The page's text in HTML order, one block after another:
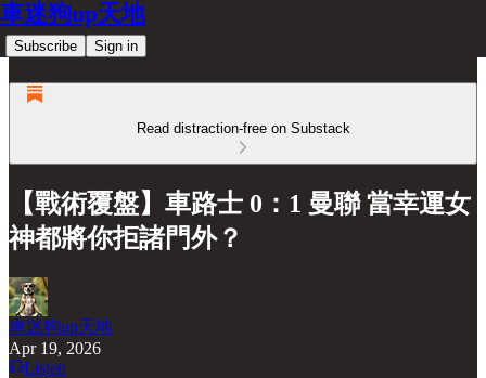
車迷狗up天地
Subscribe Sign in
Read distraction-free on Substack
【戰術覆盤】車路士 0：1 曼聯 當幸運女
神都將你拒諸門外？
車迷狗up天地
Apr 19, 2026
Listen